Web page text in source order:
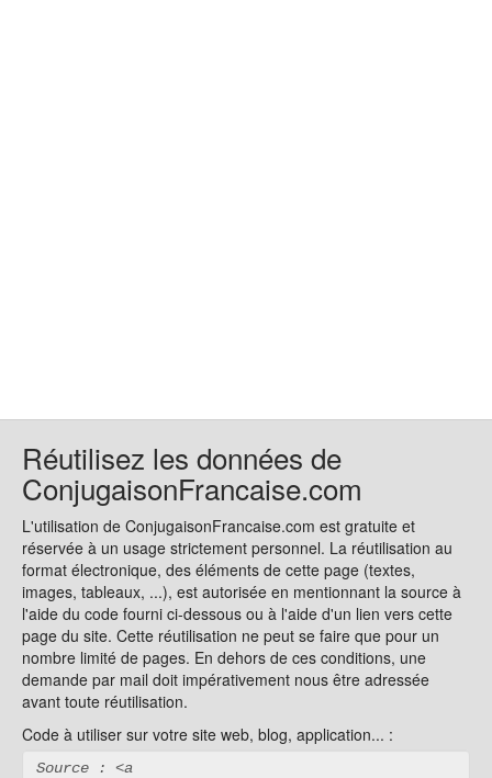
Réutilisez les données de
ConjugaisonFrancaise.com
L'utilisation de ConjugaisonFrancaise.com est gratuite et
réservée à un usage strictement personnel. La réutilisation au
format électronique, des éléments de cette page (textes,
images, tableaux, ...), est autorisée en mentionnant la source à
l'aide du code fourni ci-dessous ou à l'aide d'un lien vers cette
page du site. Cette réutilisation ne peut se faire que pour un
nombre limité de pages. En dehors de ces conditions, une
demande par mail doit impérativement nous être adressée
avant toute réutilisation.
Code à utiliser sur votre site web, blog, application... :